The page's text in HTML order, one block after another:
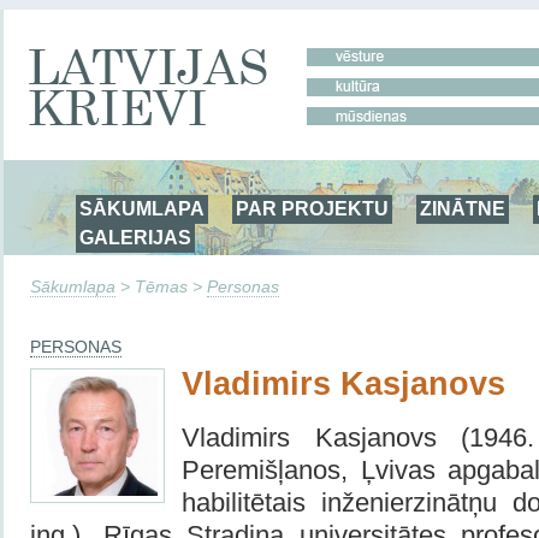
SĀKUMLAPA PAR PROJEKTU ZINĀTNE
GALERIJAS
Sākumlapa > Tēmas > Personas
PERSONAS
Vladimirs Kasjanovs
Vladimirs Kasjanovs
Peremišļanos, Ļvivas
habilitētais inženierzinātņu